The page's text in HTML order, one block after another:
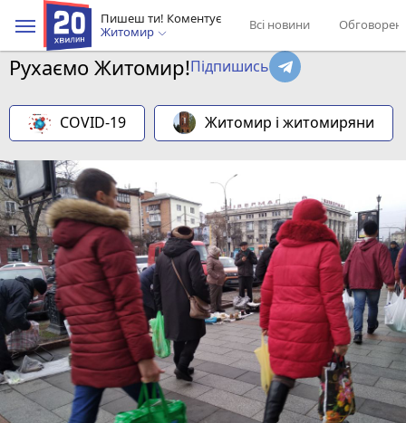
Пишеш ти! Коментує
Житомир
Всі новини
Рухаємо Житомир!Підпишись
COVID-19 Житомир і житомиряни